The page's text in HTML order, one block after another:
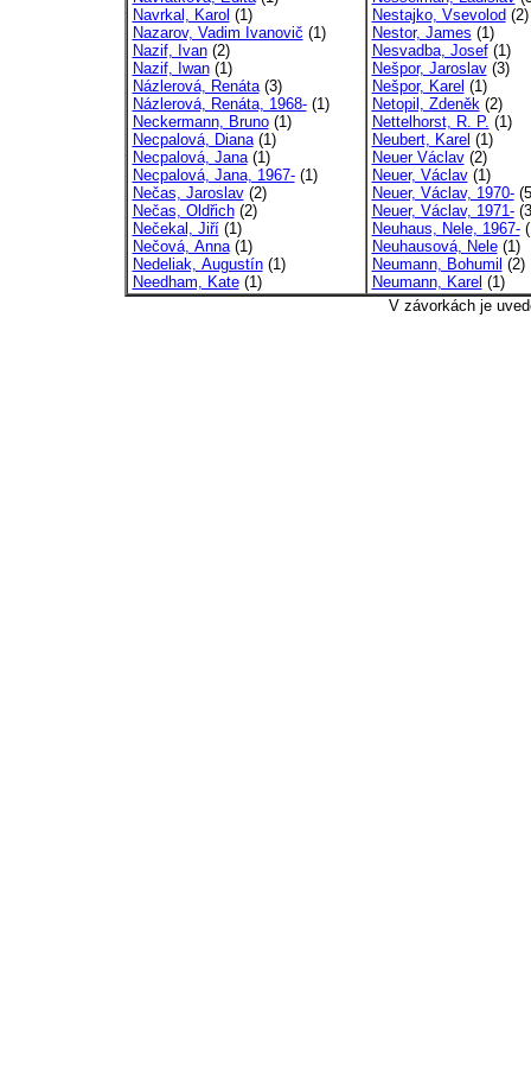
Navrkal, Karol (1)
Nazarov, Vadim Ivanovič (1)
Nazif, Ivan(2)
Nazif, Iwan(1)
Názlerová, Renáta(3)
Názlerová, Renáta, 1968-(1)
Neckermann, Bruno(1)
Necpalová, Diana(1)
Necpalová, Jana(1)
Necpalová, Jana, 1967-(1)
Nečas, Jaroslav(2)
Nečas, Oldřich(2)
Nečekal, Jiří(1)
Nečová, Anna(1)
Nedeliak, Augustín(1)
Needham, Kate(1)
Nestajko, Vsevolod (2)
Nestor, James (1)
Nesvadba, Josef(1)
Nešpor, Jaroslav(3)
Nešpor, Karel (1)
Netopil, Zdeněk(2)
Nettelhorst, R. P. (1)
Neubert, Karel (1)
Neuer Václav(2)
Neuer, Václav(1)
Neuer, Václav, 1970-
Neuer, Václav, 1971-
Neuhaus, Nele, 1967-
Neuhausová, Nele(1)
Neumann, Bohumil (2)
Neumann, Karel (1)
V závorkách je